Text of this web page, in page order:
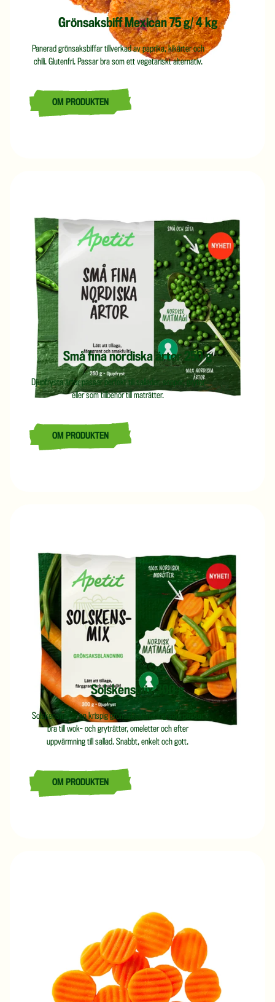
Grönsaksbiff Mexican 75 g/ 4 kg
Panerad grönsaksbiffar tillverkad av paprika, kikärter och
chili. Glutenfri. Passar bra som ett vegetariskt alternativ.
LÄS MER OM GRÖNSAKSBIFF MEXICAN 75 G/ 4 KG
OM PRODUKTEN
Små fina nordiska ärtor 250 g
Djupfrysta ärtor passar perfekt till sallader, soppor, grytor
eller som tillbehör till maträtter.
LÄS MER OM SMÅ FINA NORDISKA ÄRTOR 250 G
OM PRODUKTEN
Solskensmix 300 g
Solskensmix är en krispig grönsaksblandning som passar
bra till wok- och gryträtter, omeletter och efter
uppvärmning till sallad. Snabbt, enkelt och gott.
LÄS MER OM SOLSKENSMIX 300 G
OM PRODUKTEN